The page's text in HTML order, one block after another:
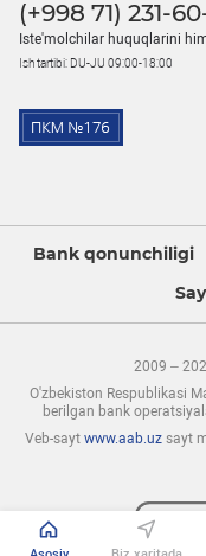
(+998 71) 231-
Iste'molchilar huquqlarini
Ish tartibi: DU-JU 09:00-18:00
Bank qonunchiligi
2009 –
O'zbekiston Respublikasi
berilgan bank
Veb-sayt www.aab.uz sayt